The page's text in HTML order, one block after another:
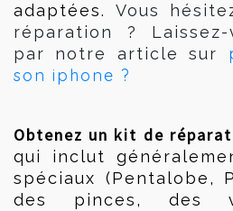
adaptées. Vous
réparation ? Laissez-
par notre article sur
son iphone ?
Obtenez un kit de
qui inclut
spéciaux (Pentalobe,
des pinces, des